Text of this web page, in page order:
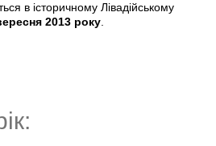
в історичному Лівадійському
2013 року